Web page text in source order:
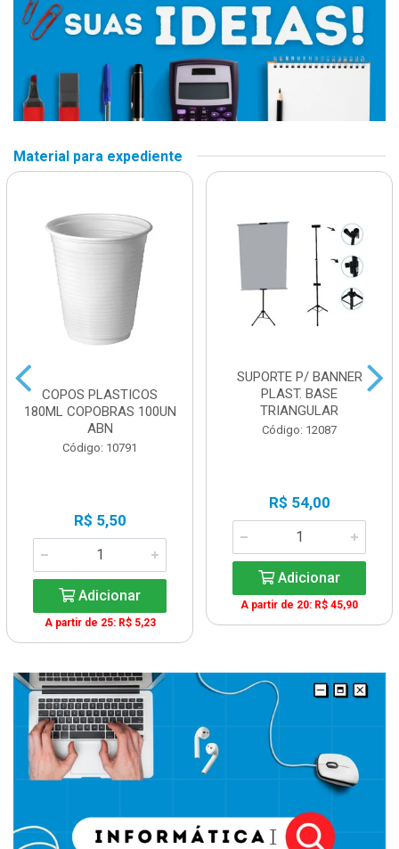
Material para expediente
COPOS PLASTICOS
180ML COPOBRAS 100UN
ABN
Código: 10791
R$ 5,50
Adicionar
A partir de 25: R$ 5,23
SUPORTE P/ BANNER
PLAST. BASE
TRIANGULAR
Código: 12087
R$ 54,00
Adicionar
A partir de 20: R$ 45,90